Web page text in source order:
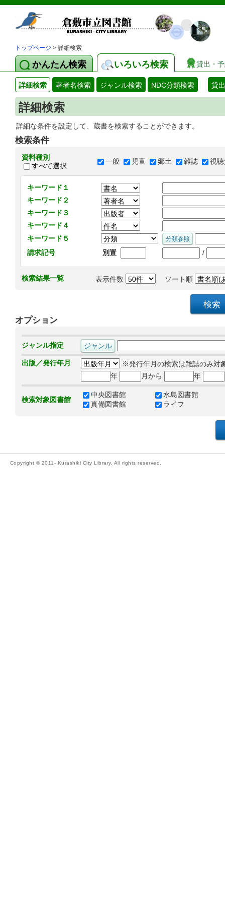
トップページ > 詳細検索
かんたん検索 いろいろ検索 貸出・
詳細検索 著者名検索 ジャンル検索 NDC分類検索 貸
詳細検索
詳細な条件を設定して、蔵書を検索することができます。
検索条件
資料種別
すべて選択
一般 児童 郷土 雑誌 視
キーワード１
キーワード２
キーワード３
キーワード４
キーワード５
請求記号
別置 /
検索結果一覧 表示件数 ソート順
オプション
ジャンル指定
出版／発行年月
※発行年月の検索は雑誌のみ対
年
月から 年
検索対象図書館
中央図書館
水島図書館
真備図書館
ライフ
Copyright © 2011- Kurashiki City Library. All rights reserved.